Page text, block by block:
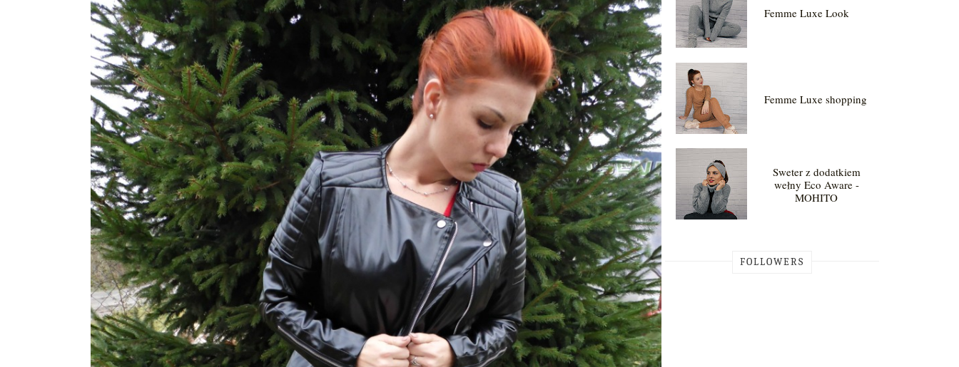
Femme Luxe Look
Femme Luxe shopping
Sweter z dodatkiem
wełny Eco Aware -
MOHITO
FOLLOWERS